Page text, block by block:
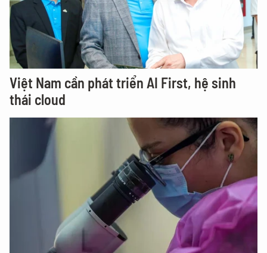
Việt Nam cần phát triển AI First, hệ sinh
thái cloud